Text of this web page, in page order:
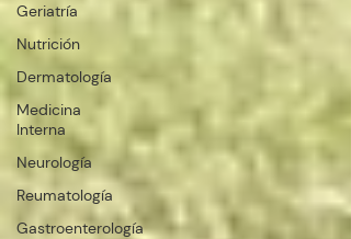
Geriatría
Nutrición
Dermatología
Medicina
Interna
Neurología
Reumatología
Gastroenterología